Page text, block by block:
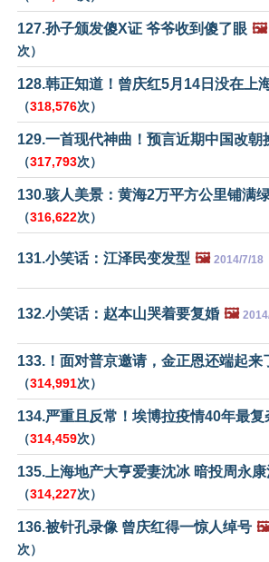
127.孙子颁发傻X证 爷爷收到傻了眼 🖼️
次）
128.韩正知道！曾庆红5月14日没在上
（318,576次）
129.一首现代神曲！预言近期中国改朝
（317,793次）
130.骇人美景：黄海2万平方公里铺满
（316,622次）
131.小笑话：江泽民变发型 🖼️ 2014/7/18
132.小笑话：赵本山哭着要复婚 🖼️
133.！面对普京邀请，金正恩还端起来
（314,991次）
134.严重且反常！埃博拉疫情40年最复
（314,459次）
135.上海地产大亨爱妻沈冰 暗投周永
（314,227次）
136.被针孔录像 曾庆红得一惊人绰号
次）